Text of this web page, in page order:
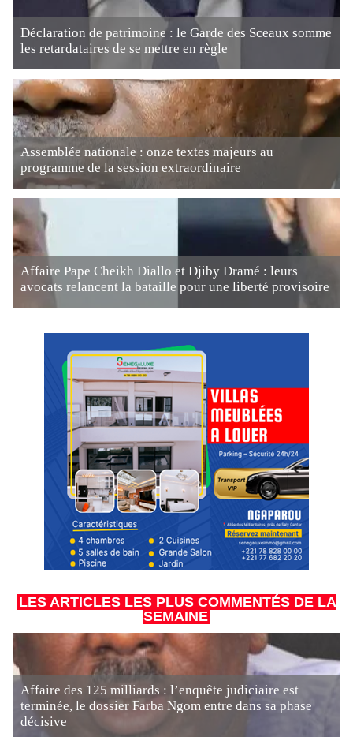
Déclaration de patrimoine : le Garde des Sceaux somme
les retardataires de se mettre en règle
Assemblée nationale : onze textes majeurs au
programme de la session extraordinaire
Affaire Pape Cheikh Diallo et Djiby Dramé : leurs
avocats relancent la bataille pour une liberté provisoire
LES ARTICLES LES PLUS COMMENTÉS DE LA
SEMAINE
Affaire des 125 milliards : l’enquête judiciaire est
terminée, le dossier Farba Ngom entre dans sa phase
décisive